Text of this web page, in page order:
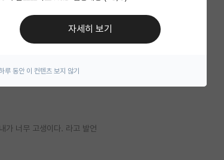
네.
가 너무 고생이다. 라고 발언
자세히 보기
루 동안 이 컨텐츠 보지 않기